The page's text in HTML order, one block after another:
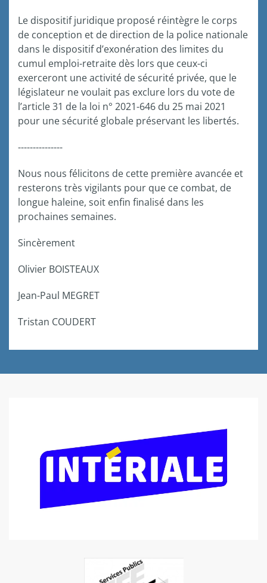
Le dispositif juridique proposé réintègre le corps
de conception et de direction de la police nationale
dans le dispositif d’exonération des limites du
cumul emploi-retraite dès lors que ceux-ci
exerceront une activité de sécurité privée, que le
législateur ne voulait pas exclure lors du vote de
l’article 31 de la loi n° 2021-646 du 25 mai 2021
pour une sécurité globale préservant les libertés.
---------------
Nous nous félicitons de cette première avancée et
resterons très vigilants pour que ce combat, de
longue haleine, soit enfin finalisé dans les
prochaines semaines.
Sincèrement
Olivier BOISTEAUX
Jean-Paul MEGRET
Tristan COUDERT